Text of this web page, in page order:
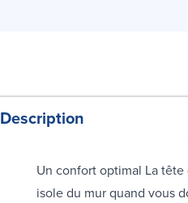
Description
Un confort optimal La
isole du mur quand vous